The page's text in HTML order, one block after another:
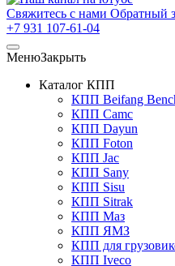
Свяжитесь с нами Обратный
+7 931 107-61-04
МенюЗакрыть
Каталог КПП
КПП Beifang
КПП Camc
КПП Dayun
КПП Foton
КПП Jac
КПП Sany
КПП Sisu
КПП Sitrak
КПП Маз
КПП ЯМЗ
КПП для
КПП Iveco